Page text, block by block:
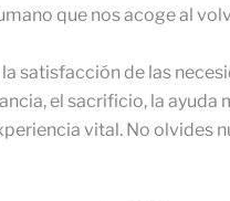
que nos acoge al
satisfacción de las
el sacrificio, la ayuda
vital. No olvides